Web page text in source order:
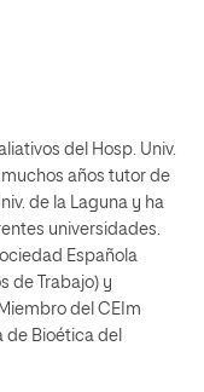
del Hosp. Univ.
muchos años tutor de
de la Laguna y ha
universidades.
Española
de Trabajo) y
del CEIm
de Bioética del